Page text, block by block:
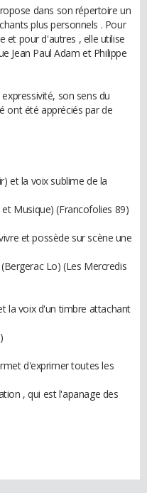
dans son répertoire un
plus personnels . Pour
et pour d'autres , elle utilise
Jean Paul Adam et Philippe
son sens du
ont été appréciés par de
et la voix sublime de la
Musique) (Francofolies 89)
et possède sur scène une
Lo) (Les Mercredis
la voix d'un timbre attachant
d'exprimer toutes les
, qui est l'apanage des